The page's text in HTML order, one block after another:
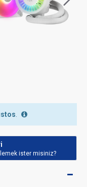
ister misiniz?